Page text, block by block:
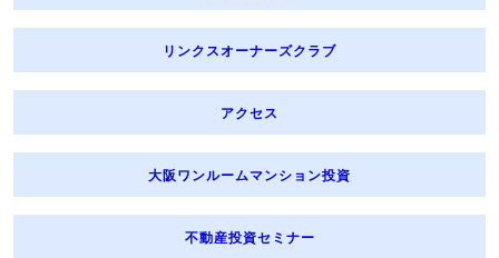
リンクスオーナーズクラブ
アクセス
大阪ワンルームマンション投資
不動産投資セミナー